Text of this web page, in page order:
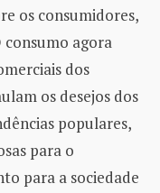
os consumidores,
agora
dos
os desejos dos
populares,
para o
para a sociedade